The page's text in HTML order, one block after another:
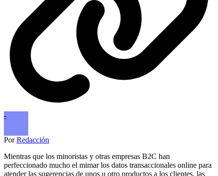
-
PorRedacción
Mientras que los minoristas y otras empresas B2C han
perfeccionado mucho el mimar los datos transaccionales online para
atender las sugerencias de unos u otro productos a los clientes, las